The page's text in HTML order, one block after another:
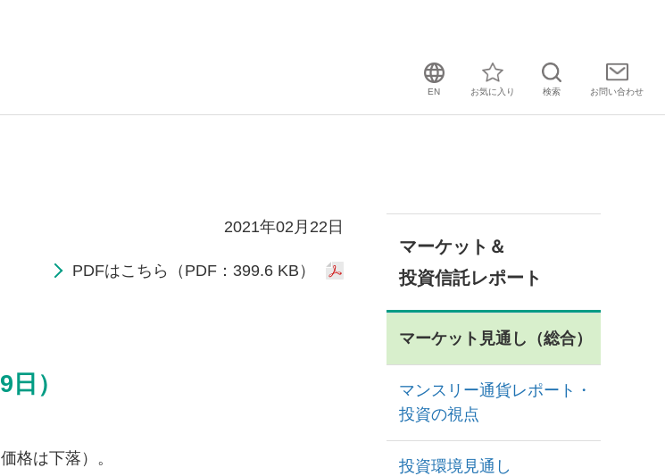
EN お気に入り 検索 お問い合わせ
2021年02月22日
PDFはこちら（PDF：399.6 KB）
）
格は下落）。
マーケット＆
投資信託レポート
マーケット見通し（総合）
マンスリー通貨レポート・
投資の視点
投資環境見通し